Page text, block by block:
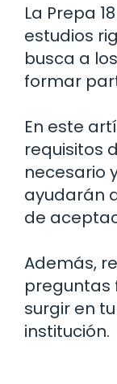
La Prepa
estudios
busca a
formar
En este
requisitos
necesario
ayudarán
de
Además,
preguntas
surgir en
institución.